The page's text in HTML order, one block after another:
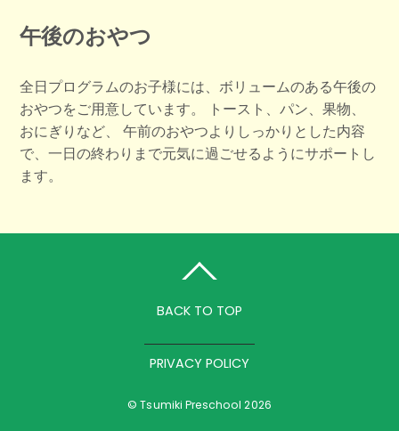
午後のおやつ
全日プログラムのお子様には、ボリュームのある午後の
おやつをご用意しています。 トースト、パン、果物、
おにぎりなど、
午前のおやつよりしっかりとした内容
で、一日の終わりまで元気に過ごせるようにサポートし
ます。
BACK TO TOP
PRIVACY POLICY
©Tsumiki Preschool 2026